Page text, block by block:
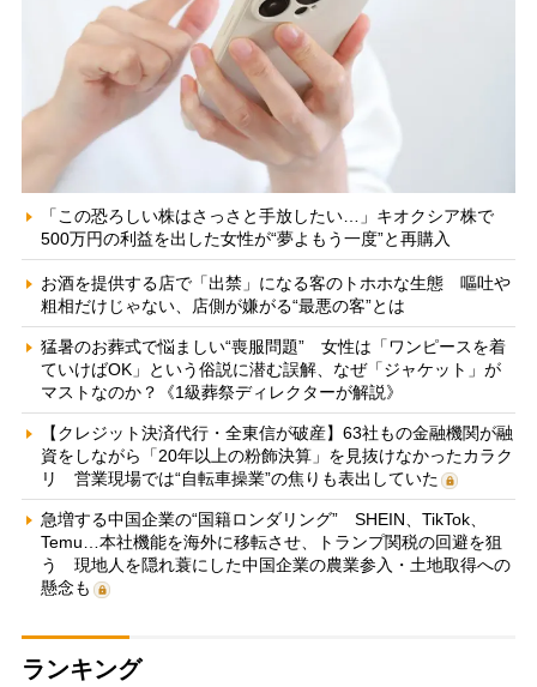
「この恐ろしい株はさっさと手放したい…」キオクシア株で
500万円の利益を出した女性が“夢よもう一度”と再購入
お酒を提供する店で「出禁」になる客のトホホな生態 嘔吐や
粗相だけじゃない、店側が嫌がる“最悪の客”とは
猛暑のお葬式で悩ましい“喪服問題” 女性は「ワンピースを着
ていけばOK」という俗説に潜む誤解、なぜ「ジャケット」が
マストなのか？《1級葬祭ディレクターが解説》
【クレジット決済代行・全東信が破産】63社もの金融機関が融
資をしながら「20年以上の粉飾決算」を見抜けなかったカラク
リ 営業現場では“自転車操業”の焦りも表出していた
急増する中国企業の“国籍ロンダリング” SHEIN、TikTok、
Temu…本社機能を海外に移転させ、トランプ関税の回避を狙
う 現地人を隠れ蓑にした中国企業の農業参入・土地取得への
懸念も
ランキング